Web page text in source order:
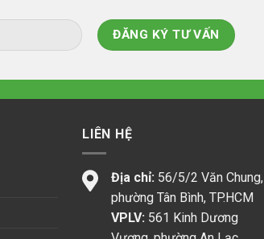
LIÊN HỆ
Địa chỉ: 56/5/2 Văn Chung,
phường Tân Bình, TP.HCM
VPLV: 561 Kinh Dương